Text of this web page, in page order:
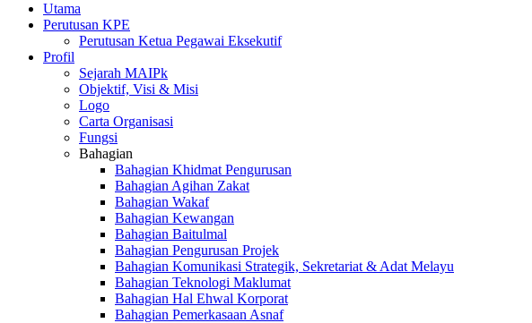
Utama
Perutusan KPE
Perutusan Ketua Pegawai Eksekutif
Profil
Sejarah MAIPk
Objektif, Visi & Misi
Logo
Carta Organisasi
Fungsi
Bahagian
Bahagian Khidmat Pengurusan
Bahagian Agihan Zakat
Bahagian Wakaf
Bahagian Kewangan
Bahagian Baitulmal
Bahagian Pengurusan Projek
Bahagian Komunikasi Strategik, Sekretariat & Adat Melayu
Bahagian Teknologi Maklumat
Bahagian Hal Ehwal Korporat
Bahagian Pemerkasaan Asnaf